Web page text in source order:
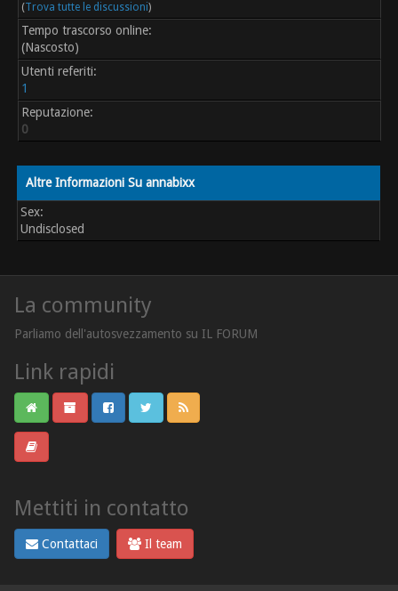
(Trova tutte le discussioni)
Tempo trascorso online:
(Nascosto)
Utenti referiti:
1
Reputazione:
0
Altre Informazioni Su annabixx
Sex:
Undisclosed
La community
Parliamo dell'autosvezzamento su IL FORUM
Link rapidi
Mettiti in contatto
Contattaci Il team